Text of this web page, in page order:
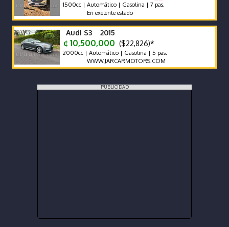
1500cc | Automático | Gasolina | 7 pas.
En exelente estado
Audi S3 2015
¢ 10,500,000 ($22,826)*
2000cc | Automático | Gasolina | 5 pas.
WWW.JARCARMOTORS.COM
PUBLICIDAD